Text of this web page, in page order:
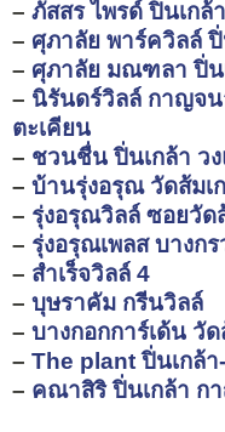
– ภัสสร ไพรด์ ปิ่นเกล้
– ศุภาลัย พาร์ควิลล์
– ศุภาลัย มณฑลา ปิ่
– นิรันดร์วิลล์ กาญจ
ตะเคียน
– ชวนชื่น ปิ่นเกล้า ว
– บ้านรุ่งอรุณ วัดส้มเ
– รุ่งอรุณวิลล์ ซอยวัด
– รุ่งอรุณเพลส บางกร
– สำเร็จวิลล์ 4
– บุษราคัม กรีนวิลล์
– บางกอกการ์เด้น วัด
– The plant ปิ่นเกล้
– คณาสิริ ปิ่นเกล้า ก